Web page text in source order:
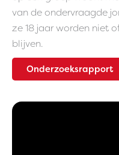
van de ondervraagde
ze 18 jaar worden niet
blijven.
Onderzoeksrapport